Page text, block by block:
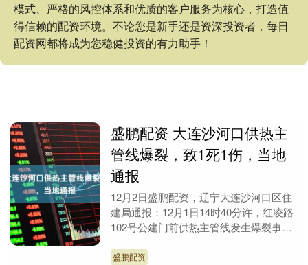
模式、严格的风控体系和优质的客户服务为核心，打造值
得信赖的配资环境。不论您是新手还是资深投资者，每日
配资网都将成为您稳健投资的有力助手！
盛鹏配资 大连沙河口供热主
管线爆裂，致1死1伤，当地
通报
12月2日盛鹏配资，辽宁大连沙河口区住
建局通报：12月1日14时40分许，红凌路
102号公建门前供热主管线发生爆裂事
伤。相关....
盛鹏配资